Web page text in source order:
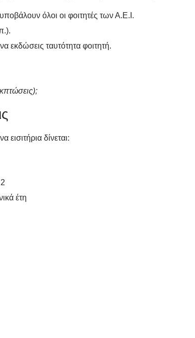
όλοι οι φοιτητές των Α.Ε.Ι.
εκδώσεις ταυτότητα φοιτητή.
δίνεται:
έτη